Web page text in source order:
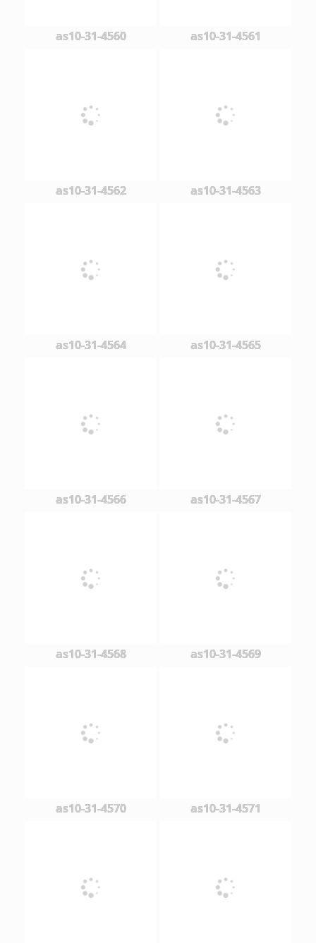
as10-31-4560 as10-31-4561
as10-31-4562 as10-31-4563
as10-31-4564 as10-31-4565
as10-31-4566 as10-31-4567
as10-31-4568 as10-31-4569
as10-31-4570 as10-31-4571